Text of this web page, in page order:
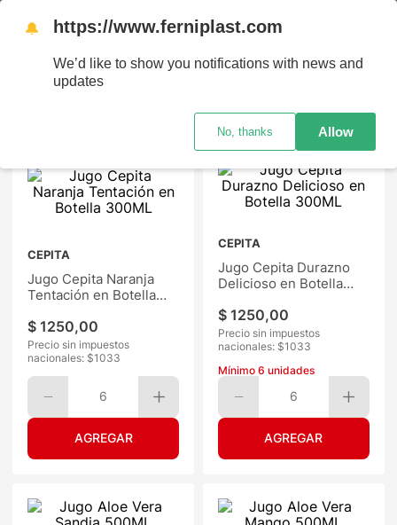
Ordenar por
CEPITA
Jugo Cepita Naranja
Tentación en Botella
$ 1250,00
Precio sin impuestos
nacionales: $1033
6
CEPITA
Jugo Cepita Durazno
Delicioso en Botella
$ 1250,00
Precio sin impuestos
nacionales: $1033
Mínimo 6 unidades
6
🔔 https://www.ferniplast.com
We’d like to show you notifications with news and
updates
No, thanks Allow